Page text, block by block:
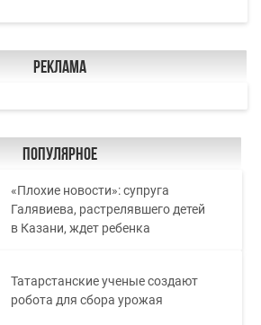
Реклама
Популярное
«Плохие новости»: супруга
Галявиева, растрелявшего детей
в Казани, ждет ребенка
Татарстанские ученые создают
робота для сбора урожая